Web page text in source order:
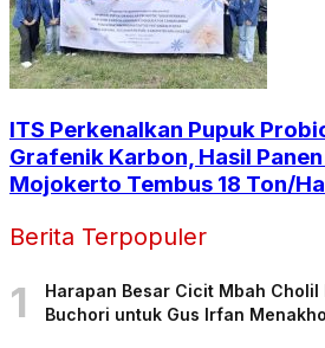
ITS Perkenalkan Pupuk
Grafenik Karbon, Hasil
Mojokerto Tembus 18 Ton/Ha
Berita Terpopuler
1
Harapan Besar Cicit Mbah Cholil
Buchori untuk Gus Irfan